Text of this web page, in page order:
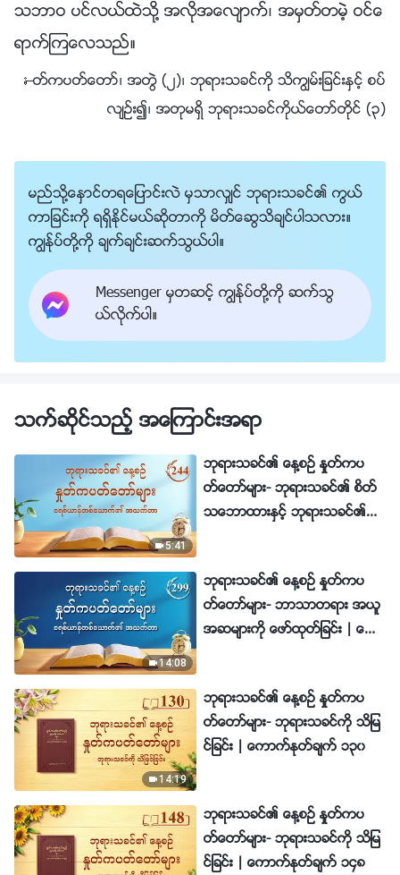
သဘာဝ ပင္လယ္ထဲသို႔ အလိုအေလ်ာက္၊ အမွတ္တမဲ့ ဝင္ေ
ရာက္ၾကေလသည္။
—ႏႈတ္ကပတ္ေတာ္၊ အတြဲ (၂)၊ ဘုရားသခင္ကို သိကြၽမ္းျခင္းႏွင့္ စပ္
လ်ဥ္း၍၊ အတုမရွိ ဘုရားသခင္ကိုယ္ေတာ္တိုင္ (၃)
မည္သို႔ေႏွာင္တရေျပာင္းလဲ မွသာလွ်င္ ဘုရားသခင္၏ ကြယ္
ကာျခင္းကို ရရွိႏိုင္မယ္ဆိုတာကို မိတ္ေဆြသိခ်င္ပါသလား။
ကြၽန္ုပ္တို႔ကို ခ်က္ခ်င္းဆက္သြယ္ပါ။
Messenger မွတဆင့္ ကြၽန္ုပ္တို႔ကို ဆက္သြ
ယ္လိုက္ပါ။
သက္ဆိုင္သည့္ အေၾကာင္းအရာ
5:41
ဘုရားသခင္၏ ေန႔စဥ္ ႏႈတ္ကပ
တ္ေတာ္မ်ား- ဘုရားသခင္၏ စိတ္
သေဘာထားႏွင့္ ဘုရားသခင္၏
14:08
ဘုရားသခင္၏ ေန႔စဥ္ ႏႈတ္ကပ
တ္ေတာ္မ်ား- ဘာသာတရား အယူ
အဆမ်ားကို ေဖာ္ထုတ္ျခင္း | ေကာ
14:19
ဘုရားသခင္၏ ေန႔စဥ္ ႏႈတ္ကပ
တ္ေတာ္မ်ား- ဘုရားသခင္ကို သိျမ
င္ျခင္း | ေကာက္ႏုတ္ခ်က္ ၁၃၀
ဘုရားသခင္၏ ေန႔စဥ္ ႏႈတ္ကပ
တ္ေတာ္မ်ား- ဘုရားသခင္ကို သိျမ
င္ျခင္း | ေကာက္ႏုတ္ခ်က္ ၁၄၈